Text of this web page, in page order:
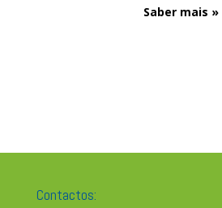
Saber mais »
Contactos: